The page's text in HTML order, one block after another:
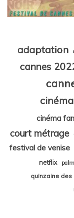
adaptation
cannes
cinéma
court métrage
festival de venise
netflix
quinzaine